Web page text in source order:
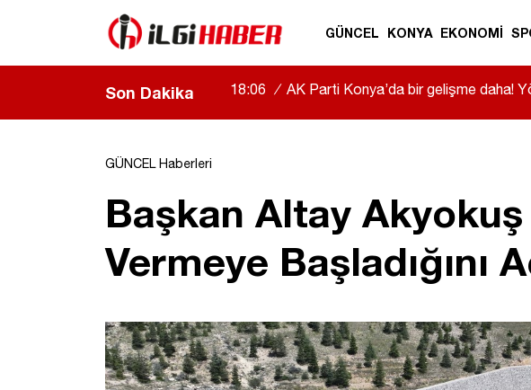
GÜNCEL KONYA EKONOMİ
Son Dakika 18:06 / AK Parti Konya’da bir gelişme daha!
|
GÜNCEL Haberleri
Başkan Altay
Vermeye Başladığını